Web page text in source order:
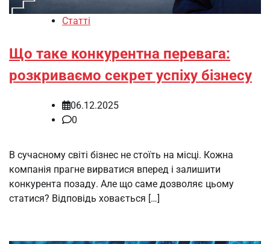
Статті
Що таке конкурентна перевага:
розкриваємо секрет успіху бізнесу
06.12.2025
0
В сучасному світі бізнес не стоїть на місці. Кожна
компанія прагне вирватися вперед і залишити
конкурента позаду. Але що саме дозволяє цьому
статися? Відповідь ховається […]